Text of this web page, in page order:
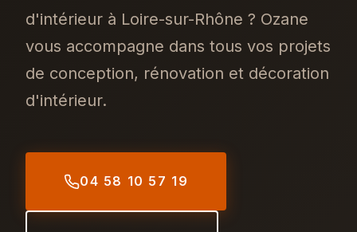
d'intérieur à Loire-sur-Rhône ? Ozane
vous accompagne dans tous vos projets
de conception, rénovation et décoration
d'intérieur.
04 58 10 57 19